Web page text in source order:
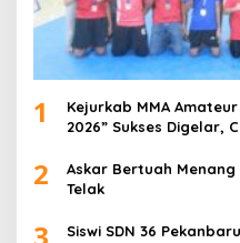
1
Kejurkab MMA
2026” Sukses Digelar,
2
Askar Bertuah
Telak
Siswi SDN 36